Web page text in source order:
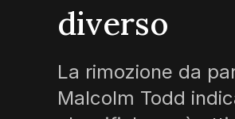
diverso
La rimozione da
Malcolm Todd